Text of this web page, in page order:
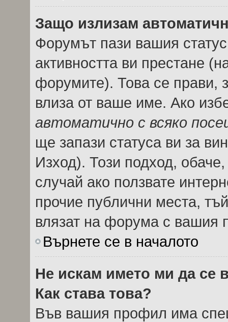
Защо излизам
Форумът пази вашия
активността ви престане
форумите). Това се прави,
влиза от ваше име. Ако
автоматично с всяко
ще запази статуса ви за
Изход). Този подход,
случай ако ползвате
прочие публични места,
влязат на форума с вашия
Върнете се в началото
Не искам името ми да се
Как става това?
Във вашия профил има